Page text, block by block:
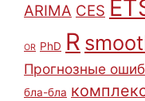
ARIMA CES
OR PhD R
Прогнозные
бла-бла